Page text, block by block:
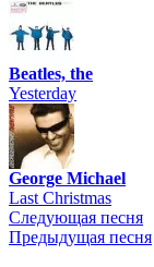
Beatles, the
Yesterday
George Michael
Last Christmas
Следующая песня
Предыдущая песня